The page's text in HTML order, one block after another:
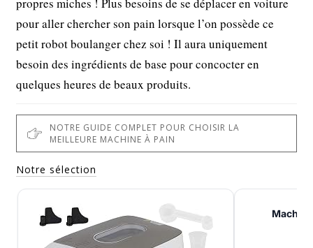
pour aller chercher son pain lorsque l’on possède ce
petit robot boulanger chez soi ! Il aura uniquement
besoin des ingrédients de base pour concocter en
quelques heures de beaux produits.
NOTRE GUIDE COMPLET POUR CHOISIR LA
MEILLEURE MACHINE À PAIN
Notre sélection